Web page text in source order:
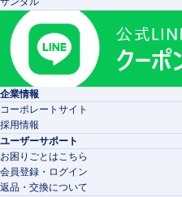
企業情報
コーポレートサイト
採用情報
ユーザーサポート
お困りごとはこちら
会員登録・ログイン
返品・交換について